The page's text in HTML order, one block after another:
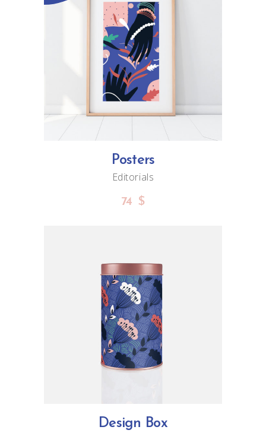
READ MORE
Posters
Editorials
74 $
ADD TO CART
Design Box